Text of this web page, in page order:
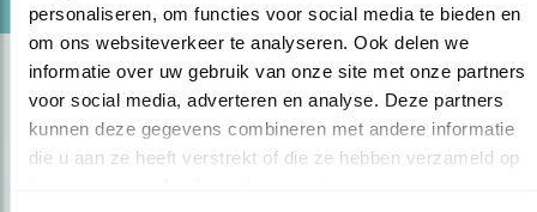
personaliseren, om functies voor social media te bieden en
om ons websiteverkeer te analyseren. Ook delen we
informatie over uw gebruik van onze site met onze partners
voor social media, adverteren en analyse. Deze partners
kunnen deze gegevens combineren met andere informatie
die u aan ze heeft verstrekt of die ze hebben verzameld op